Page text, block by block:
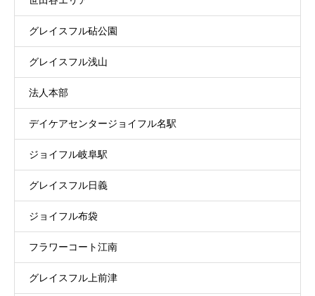
グレイスフル砧公園
グレイスフル浅山
法人本部
デイケアセンタージョイフル名駅
ジョイフル岐阜駅
グレイスフル日義
ジョイフル布袋
フラワーコート江南
グレイスフル上前津